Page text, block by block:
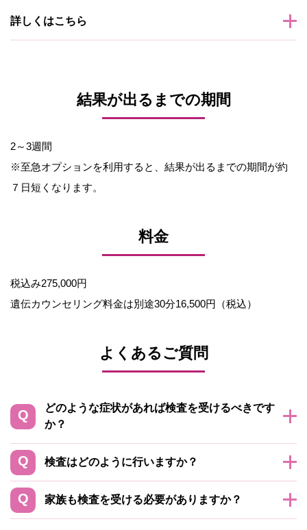
詳しくはこちら
結果が出るまでの期間
2～3週間
※至急オプションを利用すると、結果が出るまでの期間が約
７日短くなります。
料金
税込み275,000円
遺伝カウンセリング料金は別途30分16,500円（税込）
よくあるご質問
どのような症状があれば検査を受けるべきです
か？
検査はどのように行いますか？
家族も検査を受ける必要がありますか？